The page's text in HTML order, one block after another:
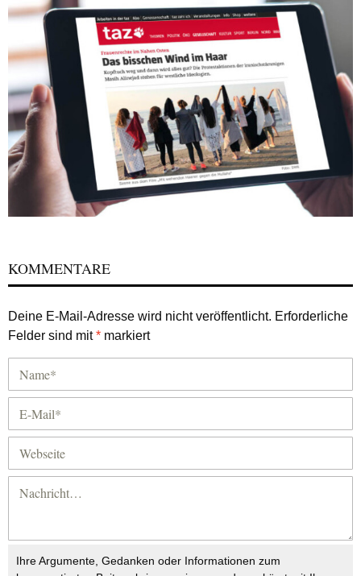
KOMMENTARE
Deine E-Mail-Adresse wird nicht veröffentlicht. Erforderliche
Felder sind mit* markiert
Ihre Argumente, Gedanken oder Informationen zum